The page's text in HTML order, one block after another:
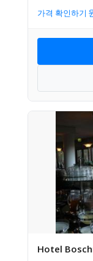
가격 확인하기
Hotel